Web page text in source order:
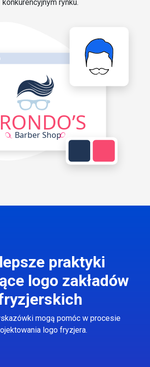
konkurencyjnym rynku.
praktyki
logo zakładów
mogą pomóc w procesie
logo fryzjera.